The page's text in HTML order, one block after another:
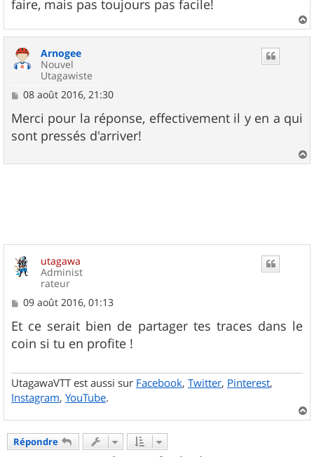
faire, mais pas toujours pas facile!
a
Arnogee
Nouvel
Utagawiste
M
s
s
a
08 août 2016, 21:30
Merci pour la réponse, effectivement il y en a qui
sont pressés d'arriver!
a
utagawa
Administ
rateur
M
s
s
a
09 août 2016, 01:13
Et ce serait bien de partager tes traces dans le
coin si tu en profite !
UtagawaVTT est aussi sur Facebook, Twitter, Pinterest,
Instagram, YouTube.
a
Répondre